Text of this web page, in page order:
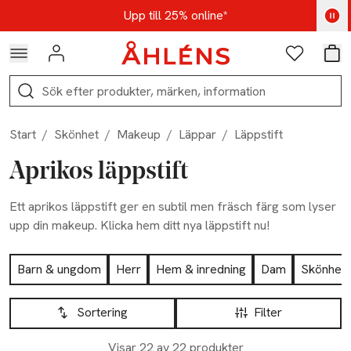
Hoppa till navigationsmenynUpp till 25% online*
Kod: AUG25 - Shoppa nu
Logga in Favoriter
Sök
Start / Skönhet / Makeup / Läppar / Läppstift
Aprikos läppstift
Ett aprikos läppstift ger en subtil men fräsch färg som lyser
upp din makeup. Klicka hem ditt nya läppstift nu!
Hoppa till produktsidan
Barn & ungdom Herr Hem & inredning Dam
Skönhet
Hoppa till produktsidan
Filter
Sortering
Lista över produkter